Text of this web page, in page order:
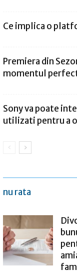
Ce implica o
Premiera din
momentul
Sony va poate
utilizati pentru a
nu rata